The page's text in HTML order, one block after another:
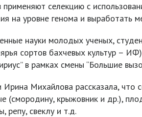
селекцию с
на уровне генома и выработать
науки молодых ученых,
сортов бахчевых культур –
в рамках смены “Большие
Михайлова рассказала, что
(смородину, крыжовник и др.),
репу, свеклу и т.д.